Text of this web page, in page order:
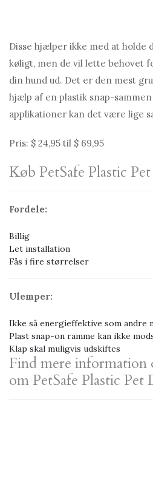
Disse hjælper ikke med at holde
køligt, men de vil lette behovet
din hund ud. Det er den mest
hjælp af en plastik snap-
applikationer kan det være lige
Pris: $ 24,95 til $ 69,95
Køb PetSafe Plastic
Fordele:
Billig
Let installation
Fås i fire størrelser
Ulemper:
Ikke så energieffektive som andre
Plast snap-on ramme kan ikke
Klap skal muligvis udskiftes
Find mere information
om PetSafe Plastic Pet